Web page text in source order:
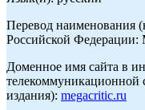
Перевод наименования
Российской Федерации:
Доменное имя сайта в
телекоммуникационной
издания): megacritic.ru